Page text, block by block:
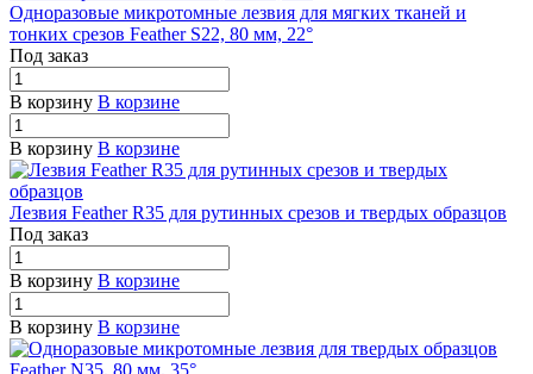
Одноразовые микротомные лезвия для мягких тканей и
тонких срезов Feather S22, 80 мм, 22°
Под заказ
В корзину В корзине
В корзину В корзине
Лезвия Feather R35 для рутинных срезов и твердых образцов
Под заказ
В корзину В корзине
В корзину В корзине